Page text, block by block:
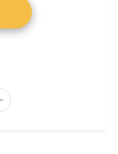
mandatario
—papa,